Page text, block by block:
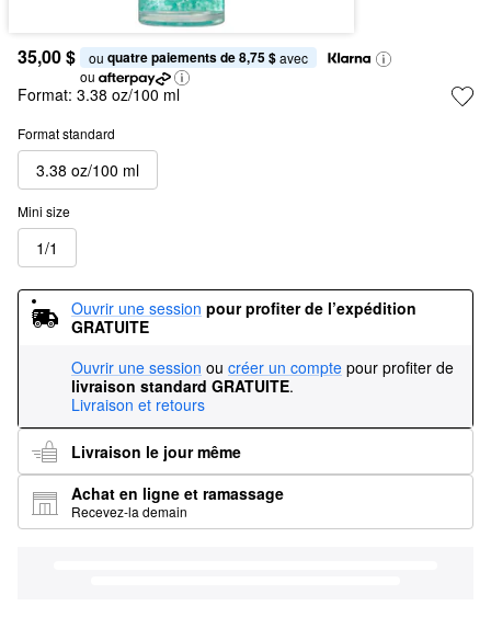
35,00 $ ou quatre paiements de 8,75 $ avec
ou
Format: 3.38 oz/100 ml
Format standard
3.38 oz/100 ml
Mini size
1/1
Ouvrir une session pour profiter de l’expédition
GRATUITE
Ouvrir une session ou créer un compte pour profiter de
livraison standard GRATUITE.
Livraison et retours
Livraison le jour même
Achat en ligne et ramassage
Recevez-la demain